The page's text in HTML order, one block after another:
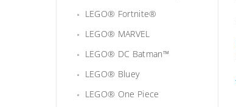
LEGO® Fortnite®
LEGO® MARVEL
LEGO® DC Batman™
LEGO® Bluey
LEGO® One Piece